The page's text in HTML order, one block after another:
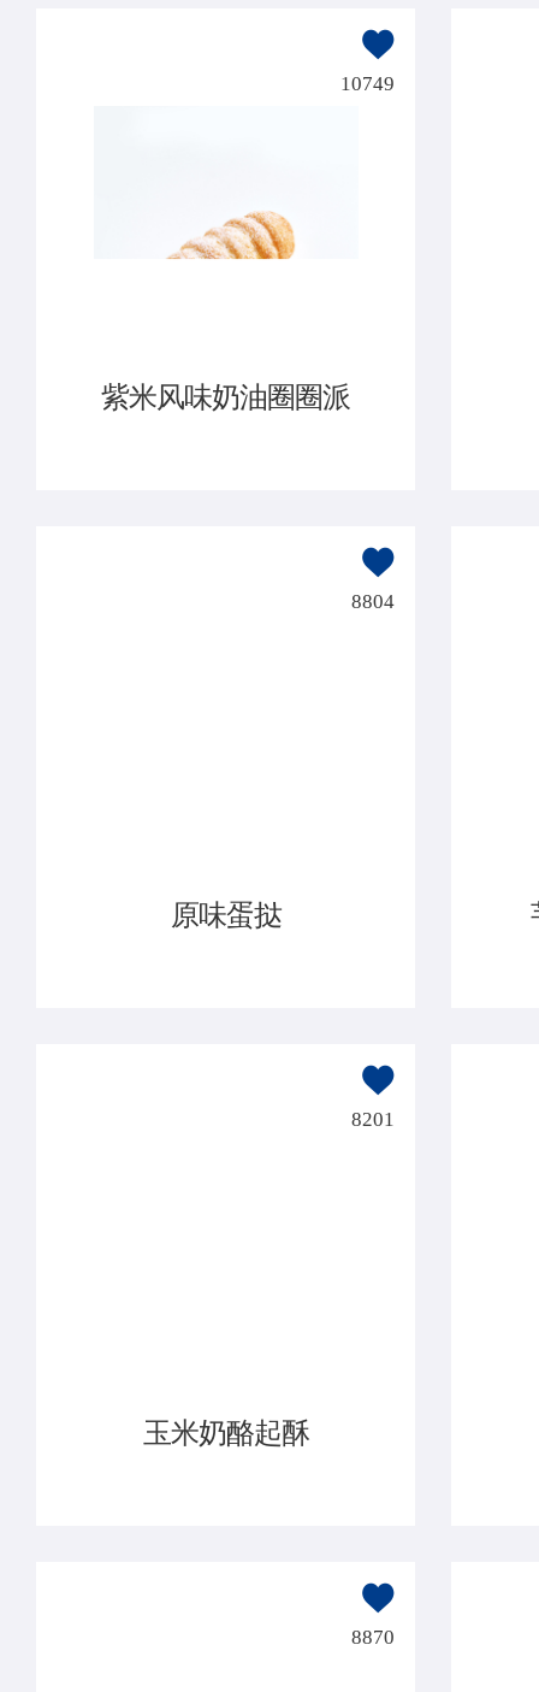
10749
紫米风味奶油圈圈派
8804
原味蛋挞
8201
玉米奶酪起酥
8870